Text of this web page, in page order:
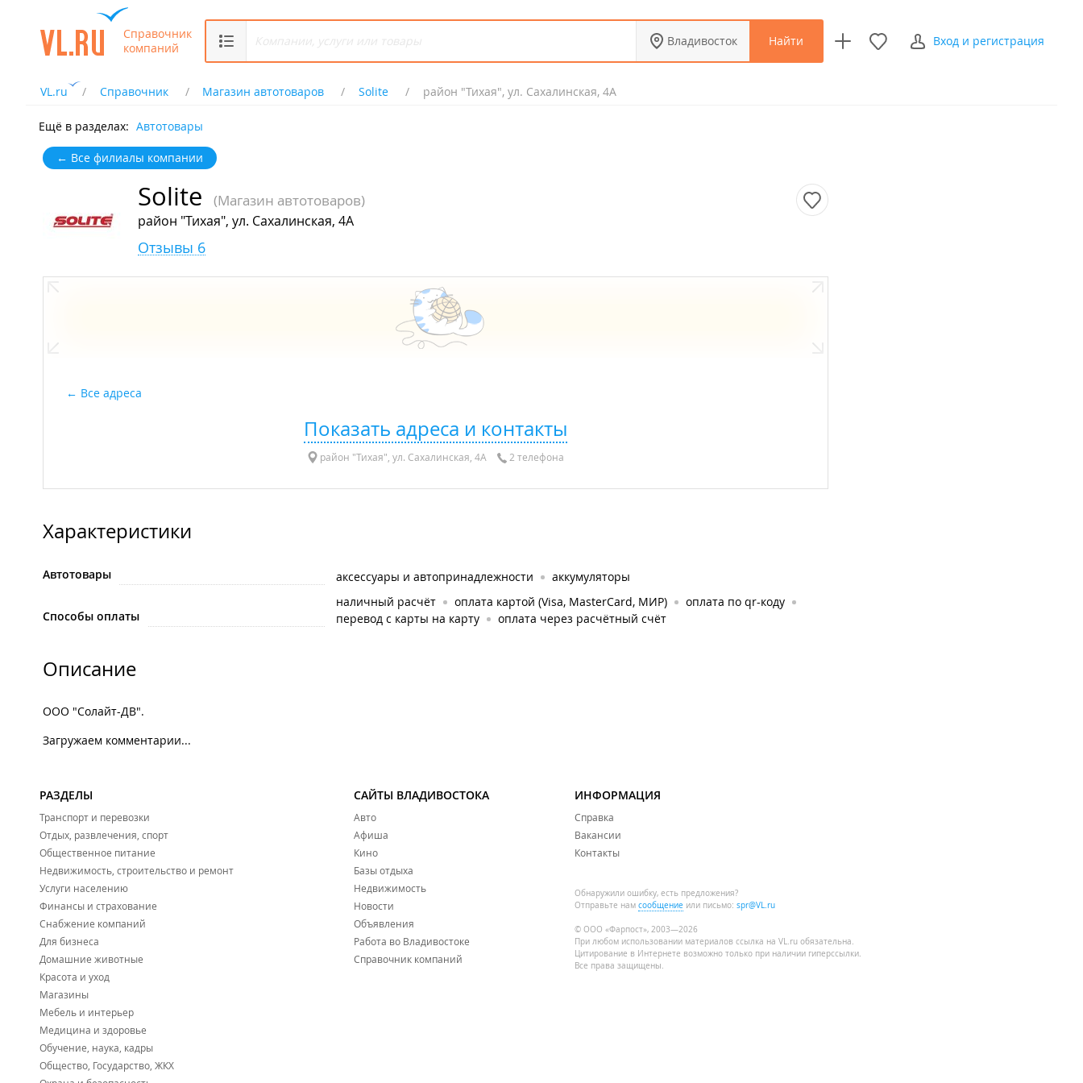
Справочник
компаний
Владивосток Найти Вход и регистрация
VL.ru Справочник Магазин автотоваров Solite район "Тихая", ул. Сахалинская, 4А
Ещё в разделах: Автотовары
← Все филиалы компании
Solite (Магазин автотоваров)
район "Тихая", ул. Сахалинская, 4А
Отзывы 6
Все адреса
Показать адреса и контакты
район "Тихая", ул. Сахалинская, 4А 2 телефона
Характеристики
Автотовары аксессуары и автопринадлежности аккумуляторы
Способы оплаты
наличный расчёт оплата картой (Visa, MasterCard, МИР)
оплата по qr-коду
перевод с карты на карту
оплата через расчётный счёт
Описание
ООО "Солайт-ДВ".
Загружаем комментарии...
РАЗДЕЛЫ
Транспорт и перевозки
Отдых, развлечения, спорт
Общественное питание
Недвижимость, строительство и ремонт
Услуги населению
Финансы и страхование
Снабжение компаний
Для бизнеса
Домашние животные
Красота и уход
Магазины
Мебель и интерьер
Медицина и здоровье
Обучение, наука, кадры
Общество, Государство, ЖКХ
САЙТЫ ВЛАДИВОСТОКА
Авто
Афиша
Кино
Базы отдыха
Недвижимость
Новости
Объявления
Работа во Владивостоке
Справочник компаний
ИНФОРМАЦИЯ
Справка
Вакансии
Контакты
Обнаружили ошибку, есть предложения?
Отправьте нам сообщение или письмо: spr@VL.ru
© ООО «Фарпост», 2003—2026
При любом использовании материалов ссылка на VL.ru обязательна.
Цитирование в Интернете возможно только при наличии гиперссылки.
Все права защищены.